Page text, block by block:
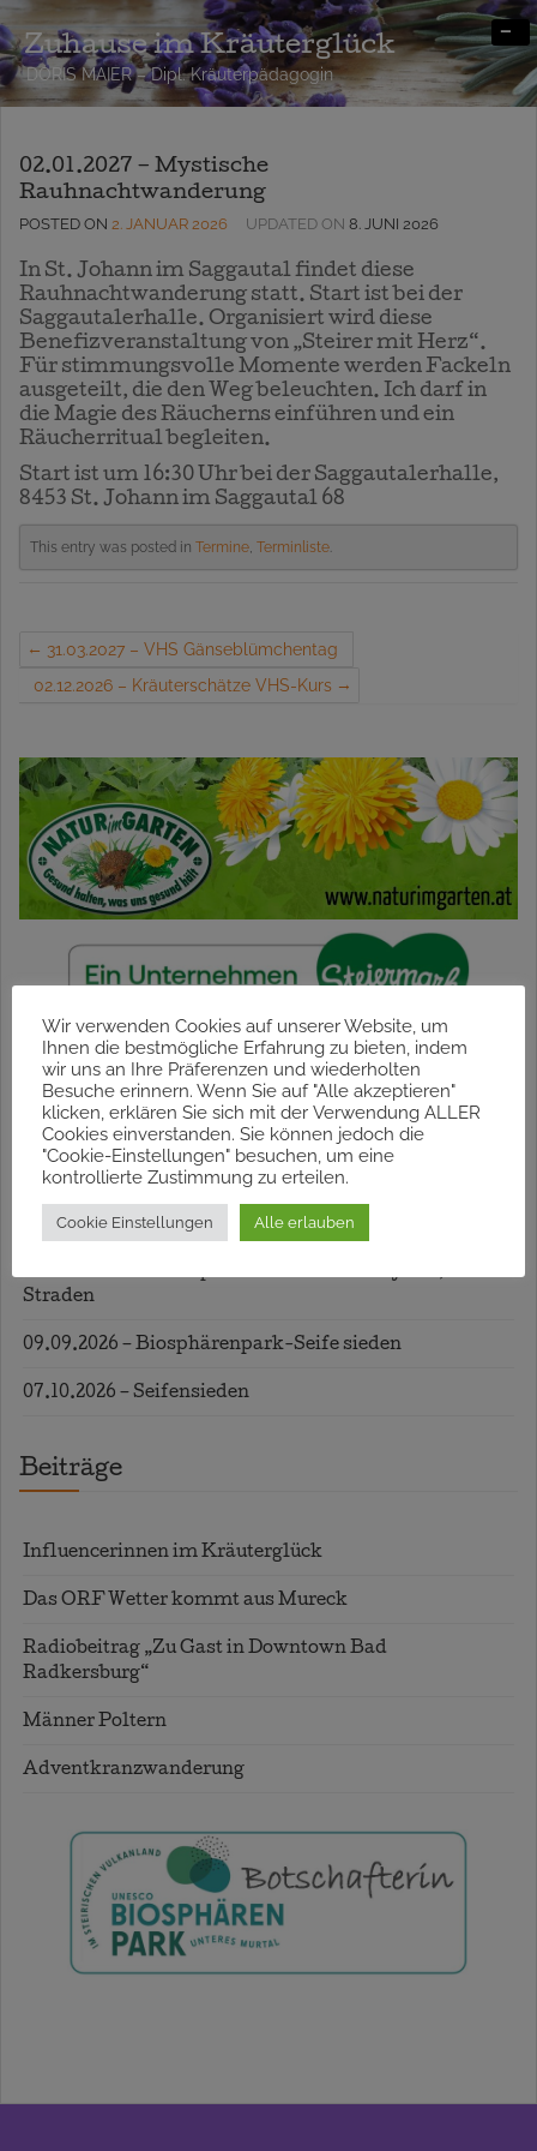
Zuhause im Kräuterglück
DORIS MAIER – Dipl. Kräuterpädagogin
-
02.01.2027 – Mystische
Rauhnachtwanderung
POSTED ON 2. JANUAR 2026 UPDATED ON 8. JUNI 2026
In St. Johann im Saggautal findet diese
Rauhnachtwanderung statt. Start ist bei der
Saggautalerhalle. Organisiert wird diese
Benefizveranstaltung von „Steirer mit Herz“.
Für stimmungsvolle Momente werden Fackeln
ausgeteilt, die den Weg beleuchten. Ich darf in
die Magie des Räucherns einführen und ein
Räucherritual begleiten.
Start ist um 16:30 Uhr bei der Saggautalerhalle,
8453 St. Johann im Saggautal 68
This entry was posted in Termine, Terminliste.
31.03.2027 – VHS Gänseblümchentag
02.12.2026 – Kräuterschätze VHS-Kurs
Termine
23.07.2026 – Lavendelblütenduft
13.08.2026 – Kräuterspaziergang in Graz
Straden
09.09.2026 – Biosphärenpark-Seife sieden
07.10.2026 – Seifensieden
Beiträge
Influencerinnen im Kräuterglück
Das ORF Wetter kommt aus Mureck
Radiobeitrag „Zu Gast in Downtown Bad
Radkersburg“
Männer Poltern
Adventkranzwanderung
Wir verwenden Cookies auf unserer Website, um
Ihnen die bestmögliche Erfahrung zu bieten, indem
wir uns an Ihre Präferenzen und wiederholten
Besuche erinnern. Wenn Sie auf "Alle akzeptieren"
klicken, erklären Sie sich mit der Verwendung ALLER
Cookies einverstanden. Sie können jedoch die
"Cookie-Einstellungen" besuchen, um eine
kontrollierte Zustimmung zu erteilen.
Cookie Einstellungen Alle erlauben